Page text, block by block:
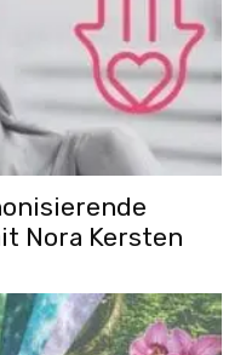
Nora Kersten